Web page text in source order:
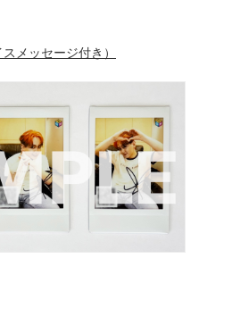
メッセージ付き）